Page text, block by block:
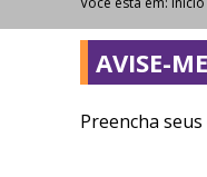
AVISE-ME
Preencha